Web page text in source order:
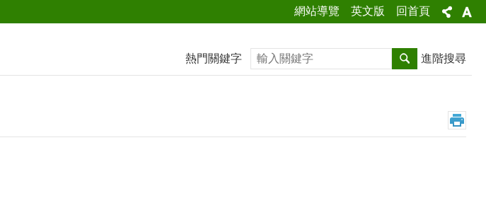
網站導覽 英文版 回首頁
熱門關鍵字 搜尋 進階搜尋